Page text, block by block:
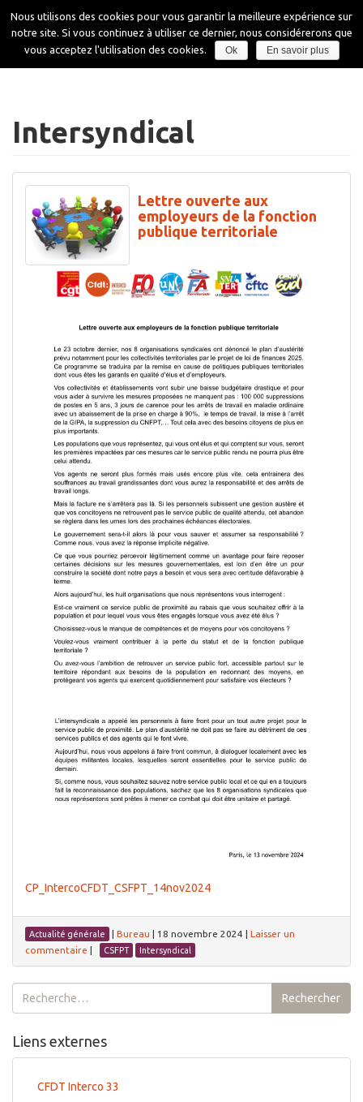
au
contenu
la
Intersyndical
Lettre ouverte aux
employeurs de la fonction
publique territoriale
CP_IntercoCFDT_CSFPT_14nov2024
Actualité générale | Bureau | 18 novembre 2024 | Laisser un
commentaire | CSFPT Intersyndical
Rechercher :
Rechercher
Liens externes
CFDT Interco 33
Nous utilisons des cookies pour vous garantir la meilleure expérience sur
notre site. Si vous continuez à utiliser ce dernier, nous considérerons que
vous acceptez l'utilisation des cookies.
Ok En savoir plus